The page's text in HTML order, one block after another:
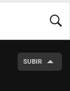
SUBIR